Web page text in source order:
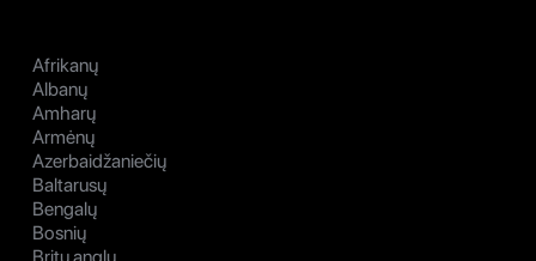
Afrikanų
Albanų
Amharų
Armėnų
Azerbaidžaniečių
Baltarusų
Bengalų
Bosnių